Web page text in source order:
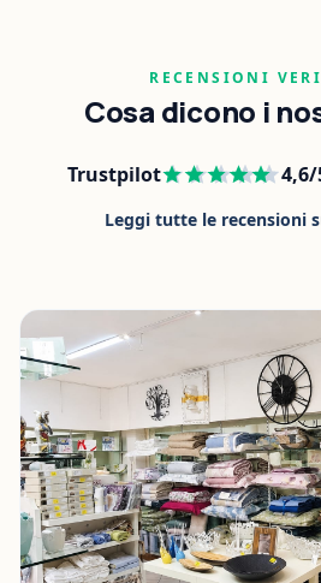
RECENSIONI
Cosa dicono i
Trustpilot 4,6/
Leggi tutte le recensioni